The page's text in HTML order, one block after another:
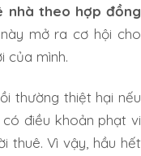
nhà theo hợp đồng
mở ra cơ hội cho
của mình.
thường thiệt hại nếu
điều khoản phạt vi
thuê. Vì vậy, hầu hết